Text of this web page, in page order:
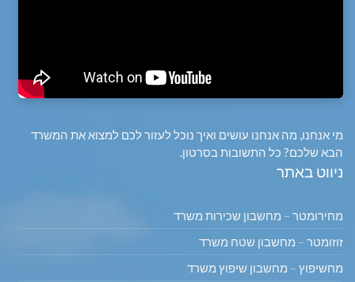
מי אנחנו, מה אנחנו עושים ואיך נוכל לעזור לכם למצוא את המשרד
הבא שלכם? כל התשובות בסרטון.
ניווט באתר
מחירומטר – מחשבון שכירות משרד
זוזומטר – מחשבון שטח משרד
מחשיפוץ – מחשבון שיפוץ משרד